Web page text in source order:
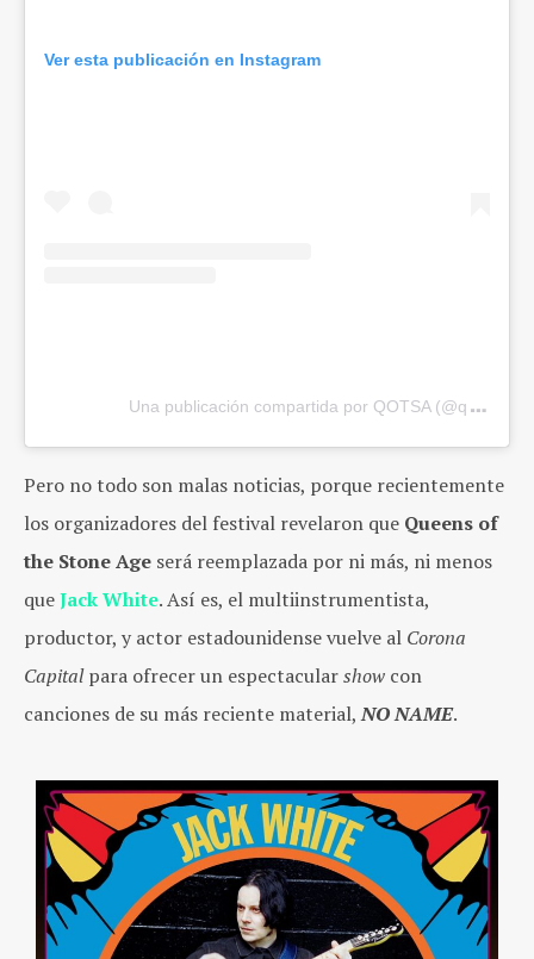
Ver esta publicación en Instagram
Una publicación compartida por QOTSA
Pero no todo son malas noticias, porque recientemente
los organizadores del festival revelaron que Queens of
the Stone Age será reemplazada por ni más, ni menos
queJack White. Así es, el multiinstrumentista,
productor, y actor estadounidense vuelve al Corona
Capitalpara ofrecer un espectacularshow con
canciones de su más reciente material,NO NAME.